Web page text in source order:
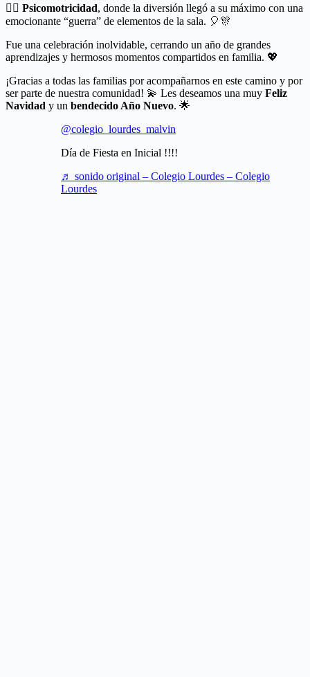
🤸‍♂️ Psicomotricidad, donde la diversión llegó a su máximo con una
emocionante “guerra” de elementos de la sala. 🎈🎊
Fue una celebración inolvidable, cerrando un año de grandes
aprendizajes y hermosos momentos compartidos en familia. 💖
¡Gracias a todas las familias por acompañarnos en este camino y por
ser parte de nuestra comunidad! 💫 Les deseamos una muy Feliz
Navidad y un bendecido Año Nuevo. 🌟
@colegio_lourdes_malvin
Día de Fiesta en Inicial !!!!
♬ sonido original – Colegio Lourdes – Colegio
Lourdes